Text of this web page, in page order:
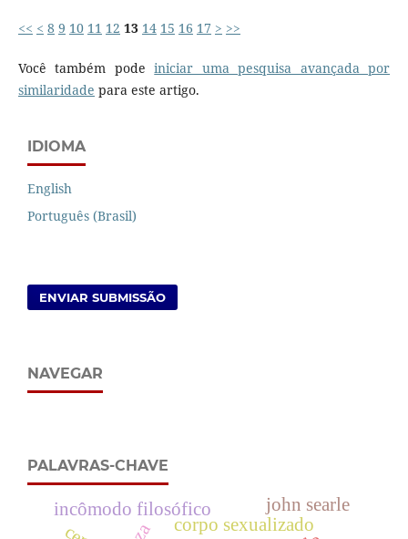
<< < 8 9 10 11 12 13 14 15 16 17 > >>
Você também podeiniciar uma pesquisa avançada por
similaridade para este artigo.
IDIOMA
English
Português (Brasil)
ENVIAR SUBMISSÃO
NAVEGAR
PALAVRAS-CHAVE
corpo sexualizado
incômodo filosófico john searle